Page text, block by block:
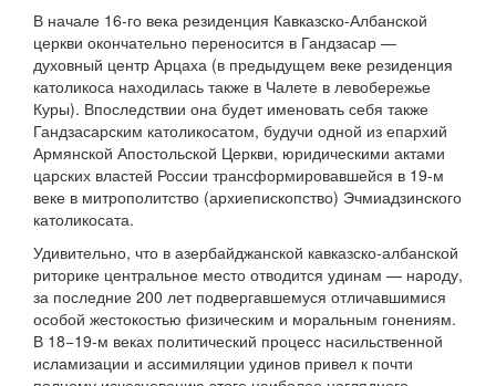
В начале 16-го века резиденция Кавказско-Албанской
церкви окончательно переносится в Гандзасар —
духовный центр Арцаха (в предыдущем веке резиденция
католикоса находилась также в Чалете в левобережье
Куры). Впоследствии она будет именовать себя также
Гандзасарским католикосатом, будучи одной из епархий
Армянской Апостольской Церкви, юридическими актами
царских властей России трансформировавшейся в 19-м
веке в митрополитство (архиепископство) Эчмиадзинского
католикосата.
Удивительно, что в азербайджанской кавказско-албанской
риторике центральное место отводится удинам — народу,
за последние 200 лет подвергавшемуся отличавшимися
особой жестокостью физическим и моральным гонениям.
В 18−19-м веках политический процесс насильственной
исламизации и ассимиляции удинов привел к почти